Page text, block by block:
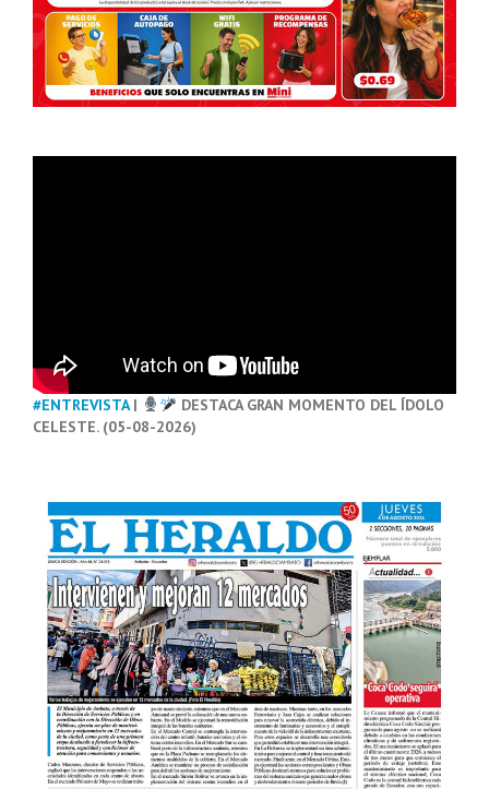
#ENTREVISTA|
DESTACA GRAN MOMENTO DEL ÍDOLO
CELESTE. (05-08-2026)